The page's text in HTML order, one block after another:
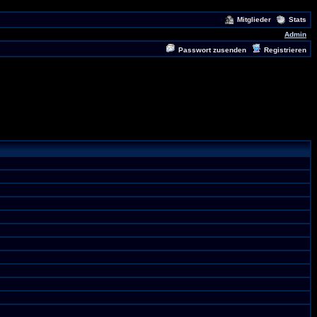
Mitglieder
Stats
Admin
Passwort zusenden Registrieren